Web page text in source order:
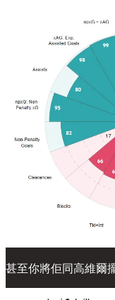
甚至你將佢同高維爾